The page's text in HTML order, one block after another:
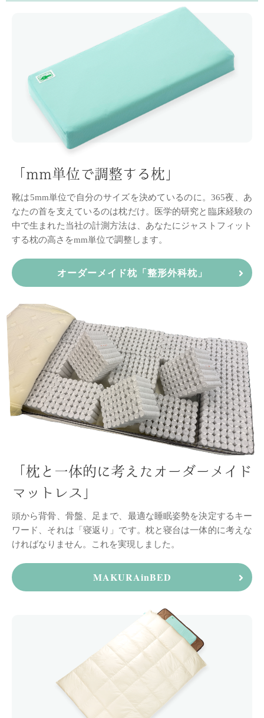
「mm単位で調整する枕」
靴は5mm単位で自分のサイズを決めているのに。365夜、あ
なたの首を支えているのは枕だけ。
医学的研究と臨床経験の
中で生まれた当社の計測方法は、 あなたにジャストフィット
する枕の高さをmm単位で調整します。
オーダーメイド枕「整形外科枕」
「枕と一体的に考えた オーダーメイド
マットレス」
頭から背骨、骨盤、足まで、最適な睡眠姿勢を決定するキー
ワード、それは「寝返り」です。 枕と寝台は一体的に考えな
ければなりません。
これを実現しました。
MAKURAinBED